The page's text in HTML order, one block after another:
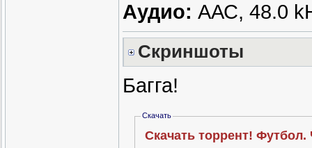
Аудио: ААС, 48.0
Скриншоты
Багга!
Скачать
Скачать торрент! Футбол.